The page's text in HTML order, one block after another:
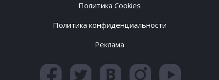
Политика Cookies
Политика конфиденциальности
Реклама